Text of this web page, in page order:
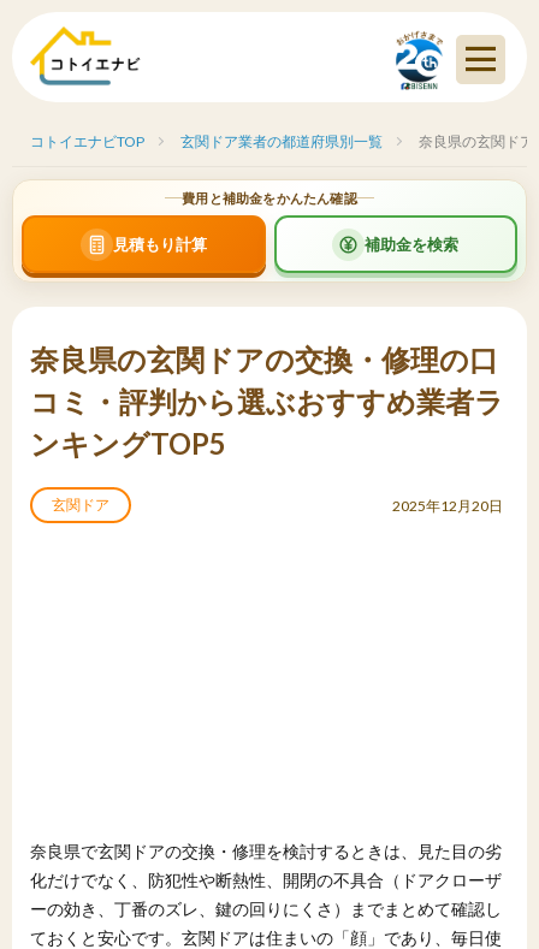
コトイエナビTOP 玄関ドア業者の都道府県別一覧 奈良県の玄関ド
費用と補助金をかんたん確認
見積もり計算 補助金を検索
奈良県の玄関ドアの交換・修理の口
コミ・評判から選ぶおすすめ業者ラ
ンキングTOP5
玄関ドア 2025年12月20日
奈良県で玄関ドアの交換・修理を検討するときは、見た目の劣
化だけでなく、防犯性や断熱性、開閉の不具合（ドアクローザ
ーの効き、丁番のズレ、鍵の回りにくさ）までまとめて確認し
ておくと安心です。玄関ドアは住まいの「顔」であり、毎日使